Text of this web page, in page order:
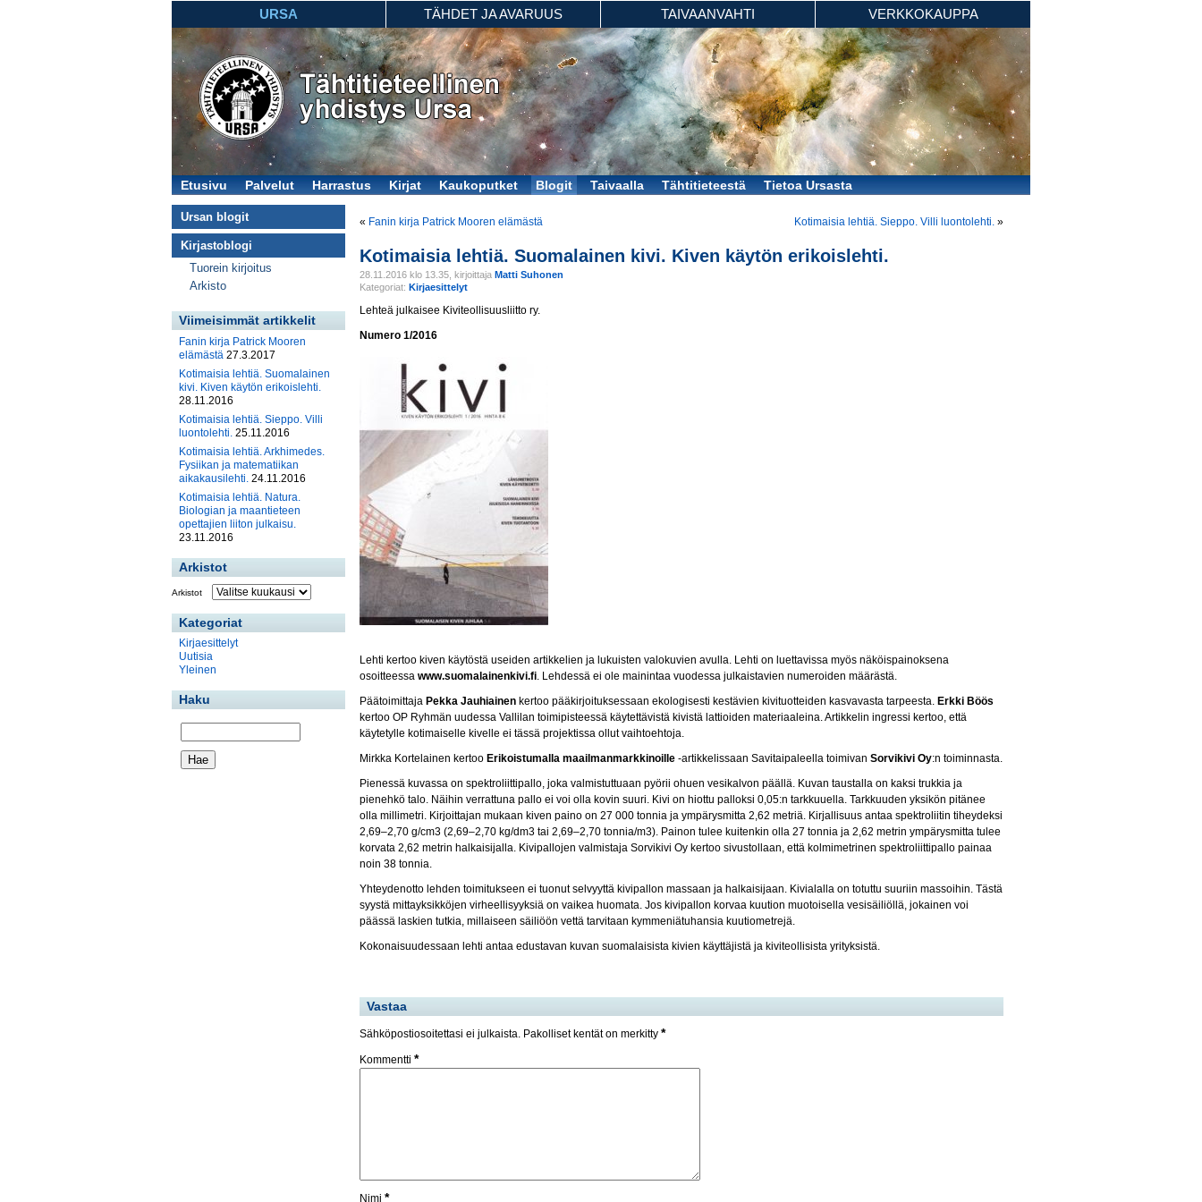
URSA TÄHDET JA AVARUUS TAIVAANVAHTI VERKKOKAUPPA
Etusivu Palvelut Harrastus Kirjat Kaukoputket Blogit Taivaalla Tähtitieteestä Tietoa Ursasta
Ursan blogit
Kirjastoblogi
Tuorein kirjoitus
Arkisto
Viimeisimmät artikkelit
Fanin kirja Patrick Mooren
elämästä 27.3.2017
Kotimaisia lehtiä. Suomalainen
kivi. Kiven käytön erikoislehti.
28.11.2016
Kotimaisia lehtiä. Sieppo. Villi
luontolehti. 25.11.2016
Kotimaisia lehtiä. Arkhimedes.
Fysiikan ja matematiikan
aikakausilehti. 24.11.2016
Kotimaisia lehtiä. Natura.
Biologian ja maantieteen
opettajien liiton julkaisu.
23.11.2016
Arkistot
Arkistot
Kategoriat
Kirjaesittelyt
Uutisia
Yleinen
Haku
« Fanin kirja Patrick Mooren elämästä Kotimaisia lehtiä. Sieppo. Villi luontolehti. »
Kotimaisia lehtiä. Suomalainen kivi. Kiven käytön erikoislehti.
28.11.2016 klo 13.35, kirjoittaja Matti Suhonen
Kategoriat: Kirjaesittelyt
Lehteä julkaisee Kiviteollisuusliitto ry.
Numero 1/2016
Lehti kertoo kiven käytöstä useiden artikkelien ja lukuisten valokuvien avulla. Lehti on luettavissa myös näköispainoksena
osoitteessa www.suomalainenkivi.fi. Lehdessä ei ole mainintaa vuodessa julkaistavien numeroiden määrästä.
Päätoimittaja Pekka Jauhiainen kertoo pääkirjoituksessaan ekologisesti kestävien kivituotteiden kasvavasta tarpeesta. Erkki Böös
kertoo OP Ryhmän uudessa Vallilan toimipisteessä käytettävistä kivistä lattioiden materiaaleina. Artikkelin ingressi kertoo, että
käytetylle kotimaiselle kivelle ei tässä projektissa ollut vaihtoehtoja.
Mirkka Kortelainen kertoo Erikoistumalla maailmanmarkkinoille -artikkelissaan Savitaipaleella toimivan Sorvikivi Oy:n toiminnasta.
Pienessä kuvassa on spektroliittipallo, joka valmistuttuaan pyörii ohuen vesikalvon päällä. Kuvan taustalla on kaksi trukkia ja
pienehkö talo. Näihin verrattuna pallo ei voi olla kovin suuri. Kivi on hiottu palloksi 0,05:n tarkkuuella. Tarkkuuden yksikön pitänee
olla millimetri. Kirjoittajan mukaan kiven paino on 27 000 tonnia ja ympärysmitta 2,62 metriä. Kirjallisuus antaa spektroliitin tiheydeksi
2,69–2,70 g/cm3 (2,69–2,70 kg/dm3 tai 2,69–2,70 tonnia/m3). Painon tulee kuitenkin olla 27 tonnia ja 2,62 metrin ympärysmitta tulee
korvata 2,62 metrin halkaisijalla. Kivipallojen valmistaja Sorvikivi Oy kertoo sivustollaan, että kolmimetrinen spektroliittipallo painaa
noin 38 tonnia.
Yhteydenotto lehden toimitukseen ei tuonut selvyyttä kivipallon massaan ja halkaisijaan. Kivialalla on totuttu suuriin massoihin. Tästä
syystä mittayksikköjen virheellisyyksiä on vaikea huomata. Jos kivipallon korvaa kuution muotoisella vesisäiliöllä, jokainen voi
päässä laskien tutkia, millaiseen säiliöön vettä tarvitaan kymmeniätuhansia kuutiometrejä.
Kokonaisuudessaan lehti antaa edustavan kuvan suomalaisista kivien käyttäjistä ja kiviteollisista yrityksistä.
Vastaa
Sähköpostiosoitettasi ei julkaista. Pakolliset kentät on merkitty *
Kommentti *
Nimi *